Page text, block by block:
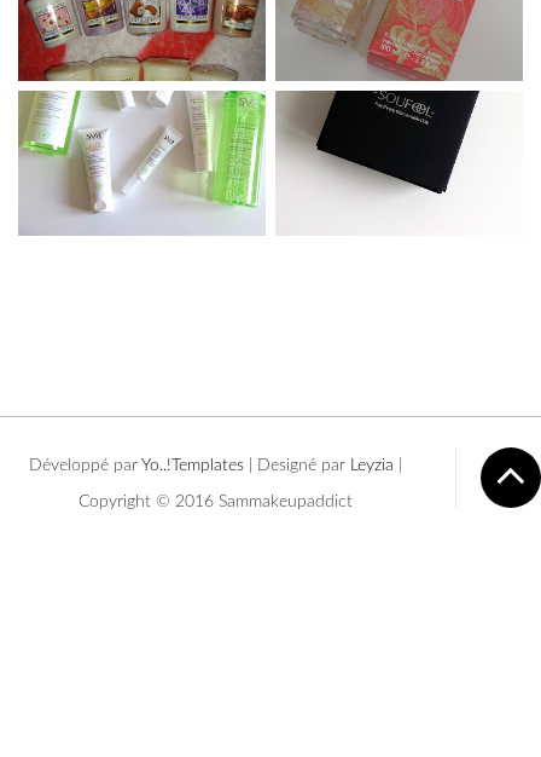
Développé par Yo..!Templates | Designé par Leyzia
Copyright © 2016 Sammakeupaddict